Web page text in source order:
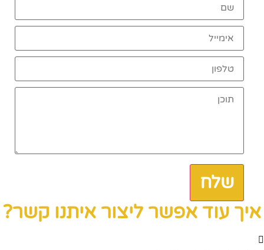
שלח
איך עוד אפשר ליצור איתנו קשר?